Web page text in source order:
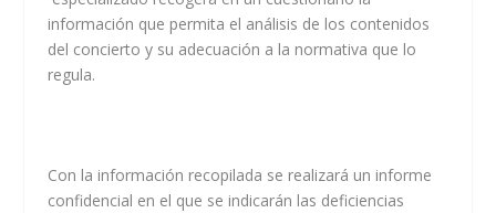
información que permita el análisis de los contenidos
del concierto y su adecuación a la normativa que lo
regula.
Con la información recopilada se realizará un informe
confidencial en el que se indicarán las deficiencias